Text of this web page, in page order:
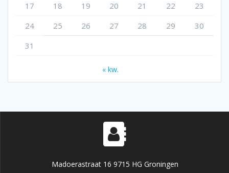
17
18 19 20 21 22
23
24
25 26 27 28 29
30
31
« kw.
Madoerastraat 16 9715 HG Groningen